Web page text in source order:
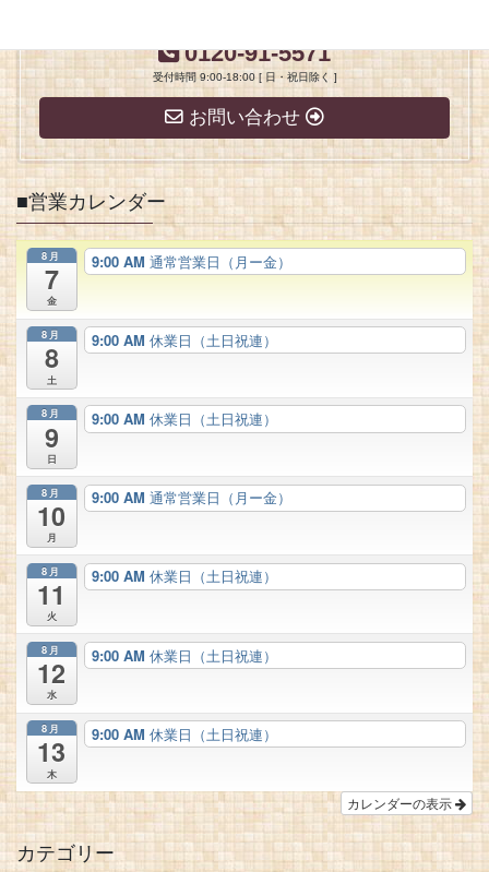
0120-91-5571
受付時間 9:00-18:00 [ 日・祝日除く ]
お問い合わせ
■営業カレンダー
8月
7
金
9:00 AM 通常営業日（月ー金）
8月
8
土
9:00 AM 休業日（土日祝連）
8月
9
日
9:00 AM 休業日（土日祝連）
8月
10
月
9:00 AM 通常営業日（月ー金）
8月
11
火
9:00 AM 休業日（土日祝連）
8月
12
水
9:00 AM 休業日（土日祝連）
8月
13
木
9:00 AM 休業日（土日祝連）
カレンダーの表示
カテゴリー